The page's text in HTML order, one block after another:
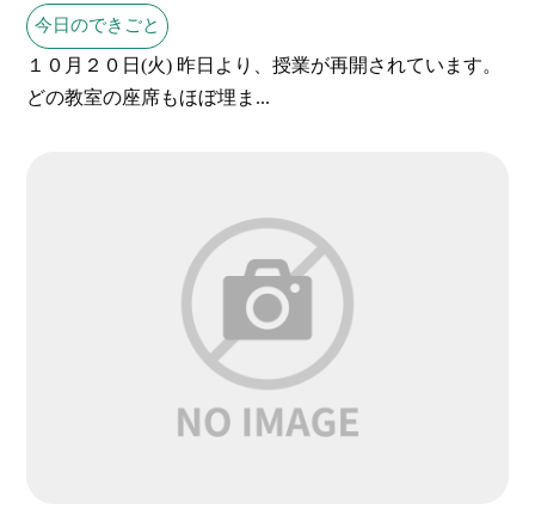
今日のできごと
１０月２０日(火) 昨日より、授業が再開されています。
どの教室の座席もほぼ埋ま...